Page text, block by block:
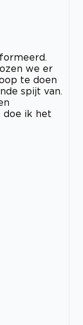
we er
te doen
spijt van.
doe ik het